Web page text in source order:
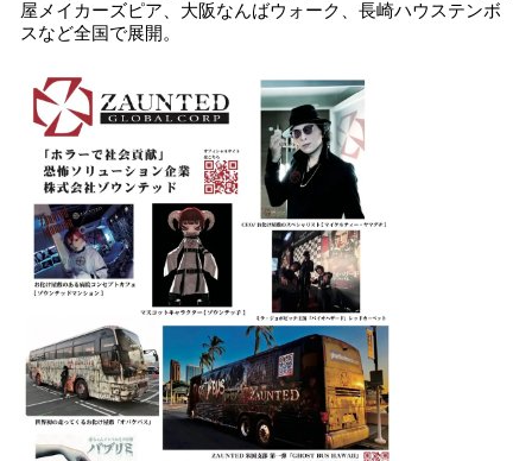
屋メイカーズピア、大阪なんばウォーク、長崎ハウステンボ
スなど全国で展開。